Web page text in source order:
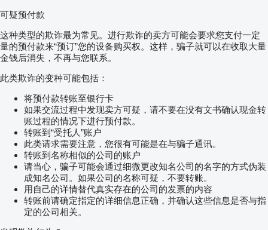
可疑预付款
这种类型的欺诈最为常见。进行欺诈的卖方可能会要求您支付一定
量的预付款来“预订”您的设备购买权。这样，骗子就可以在收取大量
金钱后消失，不再与您联系。
此类欺诈的变种可能包括：
将预付款转账至银行卡
如果交流过程中发现卖方可疑，请不要在没有文书确认现金转
账过程的情况下进行预付款。
转账到“受托人”账户
此类请求需要注意，您很有可能是在与骗子通讯。
转账到名称相似的公司的账户
请当心，骗子可能会通过细微更改知名公司的名字的方式伪装
成知名公司。如果公司的名称可疑，不要转账。
用自己的详情替代真实存在的公司的发票的内容
转账前请确定指定的详细信息正确，并确认这些信息是否与指
定的公司相关。